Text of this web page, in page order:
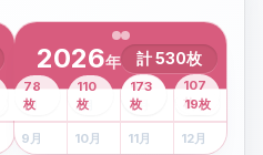
2026年 計530枚
1月 2月 3月
43
枚
4月
107
枚
5 月
78
枚
6月
110
枚
7月
173
枚
8月
19枚
9 月 10月 11月 12月